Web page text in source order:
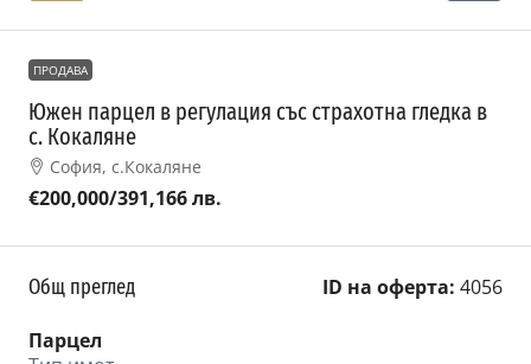
ПРОДАВА
Южен парцел в регулация със страхотна гледка в
с. Кокаляне
София, с.Кокаляне
€200,000/391,166 лв.
Общ преглед ID на оферта: 4056
Парцел